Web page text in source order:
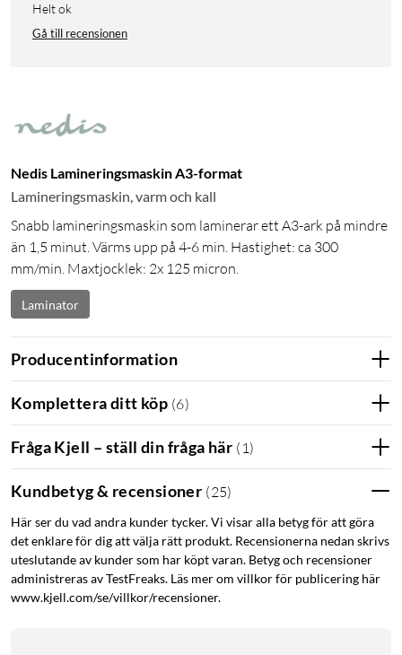
Helt ok
Gå till recensionen
Nedis Lamineringsmaskin A3-format
Lamineringsmaskin, varm och kall
Snabb lamineringsmaskin som laminerar ett A3-ark på mindre
än 1,5 minut. Värms upp på 4-6 min. Hastighet: ca 300
mm/min. Maxtjocklek: 2x 125 micron.
Laminator
Producentinformation
Komplettera ditt köp (6)
Fråga Kjell – ställ din fråga här ( 1 )
Kundbetyg & recensioner (25)
Här ser du vad andra kunder tycker. Vi visar alla betyg för att göra
det enklare för dig att välja rätt produkt. Recensionerna nedan skrivs
uteslutande av kunder som har köpt varan. Betyg och recensioner
administreras av TestFreaks. Läs mer om villkor för publicering här
www.kjell.com/se/villkor/recensioner.